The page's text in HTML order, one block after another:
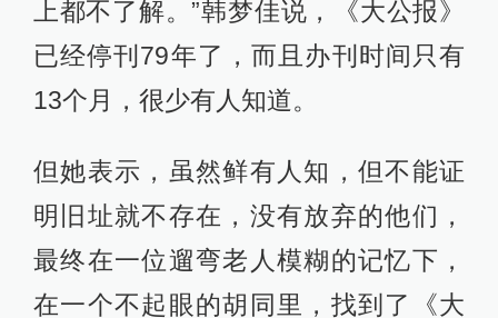
上都不了解。”韩梦佳说，《大公报》
已经停刊79年了，而且办刊时间只有
13个月，很少有人知道。
但她表示，虽然鲜有人知，但不能证
明旧址就不存在，没有放弃的他们，
最终在一位遛弯老人模糊的记忆下，
在一个不起眼的胡同里，找到了《大